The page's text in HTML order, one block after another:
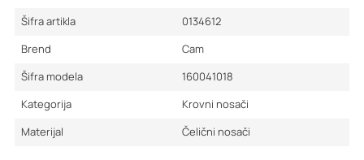
Šifra artikla
0134612
Brend
Cam
Šifra modela
160041018
Kategorija
Krovni nosači
Materijal
Čelični nosači